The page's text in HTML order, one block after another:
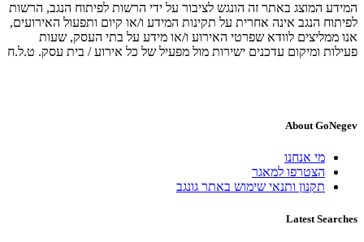
המידע המוצג באתר זה הונגש לציבור על ידי הרשות לפיתוח הנגב, הרשות
לפיתוח הנגב אינה אחרית על תקינות המידע ו/או קיום ותפעול האירועים,
אנו ממליצים לוודא שפרטי האירוע ו/או מידע על בתי העסק, שעות
פעילות ומיקום עדכנים ישירות מול מפעיל של כל אירוע / בית עסק. ט.ל.ח
About GoNegev
מי אנחנו
הצטרפו למאגר
תקנון ותנאי שימוש באתר גונגב
Latest Searches